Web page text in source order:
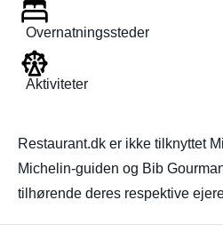
Overnatningssteder
Aktiviteter
Restaurant.dk er ikke tilknyttet
Michelin-guiden og Bib
tilhørende deres respektive